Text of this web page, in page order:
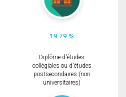
19.79 %
Diplôme d'études
collégiales ou d'études
postsecondaires (non
universitaires)